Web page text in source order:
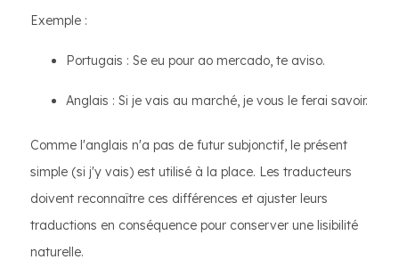
Exemple :
Portugais : Se eu pour ao mercado, te aviso.
Anglais : Si je vais au marché, je vous le ferai savoir.
Comme l'anglais n'a pas de futur subjonctif, le présent
simple (si j'y vais) est utilisé à la place. Les traducteurs
doivent reconnaître ces différences et ajuster leurs
traductions en conséquence pour conserver une lisibilité
naturelle.